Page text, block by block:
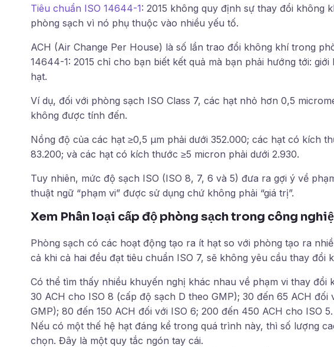
Tiêu chuẩn ISO 14644-1: 2015 không quy định sự thay đổi không
phòng sạch vì nó phụ thuộc vào nhiều yếu tố.
ACH (Air Change Per House) là số lần trao đổi không khí trong
14644-1: 2015 chỉ cho bạn biết kết quả mà bạn phải hướng tới:
hạt.
Ví dụ, đối với phòng sạch ISO Class 7, các hạt nhỏ hơn 0,5
không được tính đến.
Nồng độ của các hạt ≥0,5 µm phải dưới 352.000; các hạt có kích
83.200; và các hạt có kích thước ≥5 micron phải dưới 2.930.
Tuy nhiên, mức độ sạch ISO (ISO 8, 7, 6 và 5) đưa ra gợi ý về
thuật ngữ “phạm vi” được sử dụng chứ không phải “giá trị”.
Xem Phân loại cấp độ phòng sạch trong công
Phòng sạch có các hoạt động tạo ra ít hạt so với phòng tạo ra
cả khi cả hai đều đạt tiêu chuẩn ISO 7, sẽ không yêu cầu thay đổi
Có thể tìm thấy nhiều khuyến nghị khác nhau về phạm vi thay đổi
30 ACH cho ISO 8 (cấp độ sạch D theo GMP); 30 đến 65 ACH đối
GMP); 80 đến 150 ACH đối với ISO 6; 200 đến 450 ACH cho ISO 5.
Nếu có một thế hệ hạt đáng kể trong quá trình này, thì số lượng
chọn. Đây là một quy tắc ngón tay cái.